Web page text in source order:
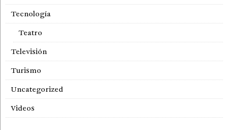
Tecnología
Teatro
Televisión
Turismo
Uncategorized
Videos